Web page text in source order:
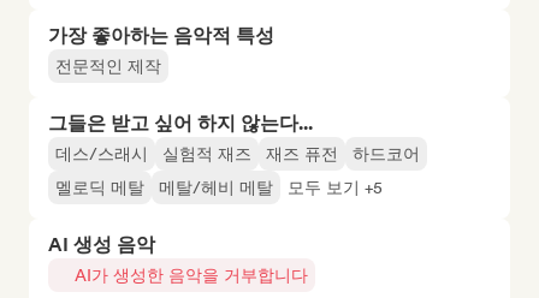
가장 좋아하는 음악적 특성
전문적인 제작
그들은 받고 싶어 하지 않는다...
데스/스래시 실험적 재즈 재즈 퓨전
하드코어
멜로딕 메탈
메탈/헤비 메탈 모두 보기 +5
AI 생성 음악
AI가 생성한 음악을 거부합니다